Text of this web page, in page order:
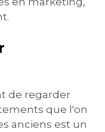
de regarder
que l'on
anciens est un